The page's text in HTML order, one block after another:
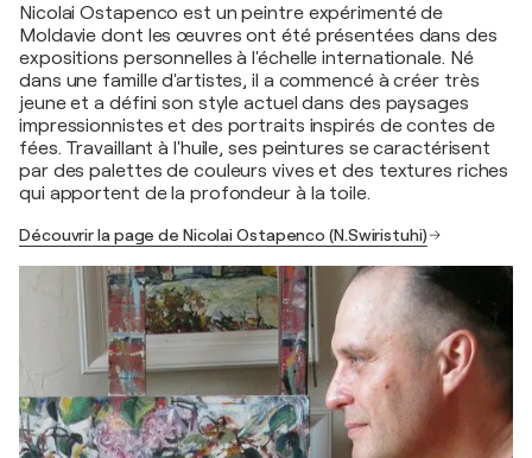
Nicolai Ostapenco est un peintre expérimenté de
Moldavie dont les œuvres ont été présentées dans des
expositions personnelles à l'échelle internationale. Né
dans une famille d'artistes, il a commencé à créer très
jeune et a défini son style actuel dans des paysages
impressionnistes et des portraits inspirés de contes de
fées. Travaillant à l'huile, ses peintures se caractérisent
par des palettes de couleurs vives et des textures riches
qui apportent de la profondeur à la toile.
Découvrir la page de Nicolai Ostapenco (N.Swiristuhi)